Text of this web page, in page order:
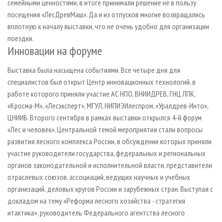
семейными ценностями, в итоге принимали решение не в пользу
посещения «ЛесДревМаш». Да и из отпусков многие возвращались
вплотную к началу выставки, что не очень удобно для организации
поездки.
Инновации на форуме
Выставка была насыщена событиями. Все четыре дня для
специалистов был открыт Центр инновационных технологий, в
работе которого приняли участие АС НПО, ВНИИДРЕВ, ГНЦ ЛПК,
«Кросма-М», «Лесэксперт», МГУЛ, НИПИЭИлеспром, «Уралдрев-Инто»,
ЦНИИБ. Второго сентября в рамках выставки открылся 4-й форум
«Лес и человек». Центральной темой мероприятия стали вопросы
развития лесного комплекса России, в обсуждении которых приняли
участие руководители государства, федеральных и региональных
органов законодательной и исполнительной власти, представители
отраслевых союзов, ассоциаций, ведущих научных и учебных
организаций, деловых кругов России и зарубежных стран. Выступая с
докладом на тему «Реформа лесного хозяйства - стратегия
итактика», руководитель Федерального агентства лесного